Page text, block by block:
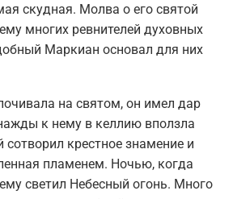
скудная. Молва о его святой
многих ревнителей духовных
Маркиан основал для них
на святом, он имел дар
к нему в келлию вползла
крестное знамение и
пламенем. Ночью, когда
светил Небесный огонь. Много